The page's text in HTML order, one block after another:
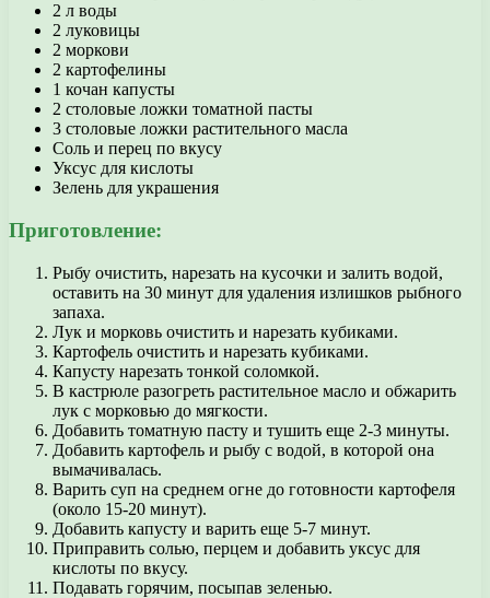
2 л воды
2 луковицы
2 моркови
2 картофелины
1 кочан капусты
2 столовые ложки томатной пасты
3 столовые ложки растительного масла
Соль и перец по вкусу
Уксус для кислоты
Зелень для украшения
Приготовление:
Рыбу очистить, нарезать на кусочки и залить водой,
оставить на 30 минут для удаления излишков рыбного
запаха.
Лук и морковь очистить и нарезать кубиками.
Картофель очистить и нарезать кубиками.
Капусту нарезать тонкой соломкой.
В кастрюле разогреть растительное масло и обжарить
лук с морковью до мягкости.
Добавить томатную пасту и тушить еще 2-3 минуты.
Добавить картофель и рыбу с водой, в которой она
вымачивалась.
Варить суп на среднем огне до готовности картофеля
(около 15-20 минут).
Добавить капусту и варить еще 5-7 минут.
Приправить солью, перцем и добавить уксус для
кислоты по вкусу.
Подавать горячим, посыпав зеленью.